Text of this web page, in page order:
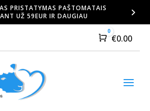
PRISTATYMAS PAŠTOMATAIS
UŽ 59EUR IR DAUGIAU
Cart
0
€0.00